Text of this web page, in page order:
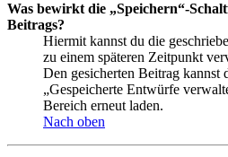
Was bewirkt die „Speichern“-
Beitrags?
Hiermit kannst du die
zu einem späteren Zeitpunkt
Den gesicherten Beitrag kannst
„Gespeicherte Entwürfe
Bereich erneut laden.
Nach oben